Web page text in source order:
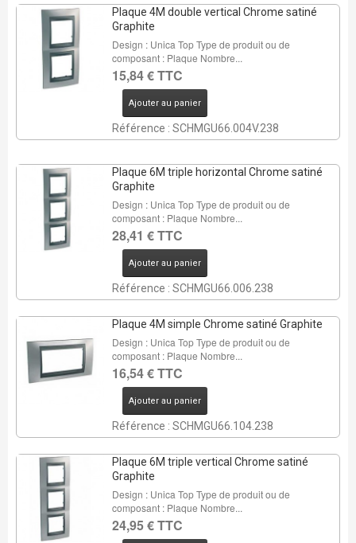
Plaque 4M double vertical Chrome satiné
Graphite
Design : Unica Top Type de produit ou de
composant : Plaque Nombre...
15,84 € TTC
Ajouter au panier
Référence : SCHMGU66.004V.238
Plaque 6M triple horizontal Chrome satiné
Graphite
Design : Unica Top Type de produit ou de
composant : Plaque Nombre...
28,41 € TTC
Ajouter au panier
Référence : SCHMGU66.006.238
Plaque 4M simple Chrome satiné Graphite
Design : Unica Top Type de produit ou de
composant : Plaque Nombre...
16,54 € TTC
Ajouter au panier
Référence : SCHMGU66.104.238
Plaque 6M triple vertical Chrome satiné
Graphite
Design : Unica Top Type de produit ou de
composant : Plaque Nombre...
24,95 € TTC